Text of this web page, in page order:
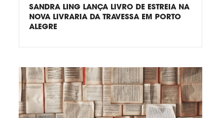
SANDRA LING LANÇA LIVRO DE ESTREIA NA
NOVA LIVRARIA DA TRAVESSA EM PORTO
ALEGRE